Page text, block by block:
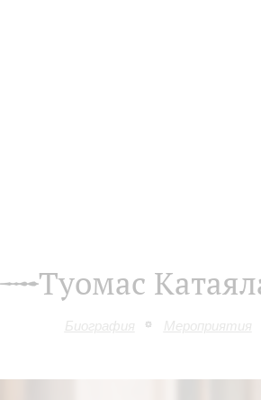
Туомас
Биография Мероприятия